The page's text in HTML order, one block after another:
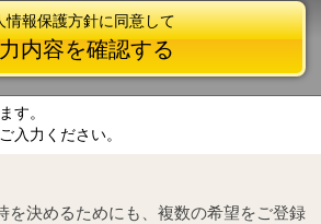
情報保護方針に同意して
内容を確認する
す。
入力ください。
決めるためにも、複数の希望をご登録